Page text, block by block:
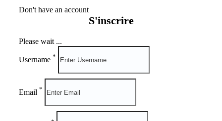
Don't have an account
S'inscrire
Please wait ...
Username *
Email *